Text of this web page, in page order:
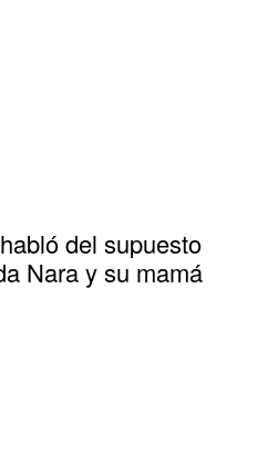
del supuesto
Nara y su mamá